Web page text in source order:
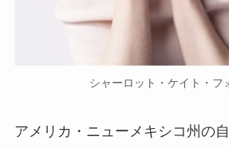
シャーロット・ケイト・フ
アメリカ・ニューメキシコ州の